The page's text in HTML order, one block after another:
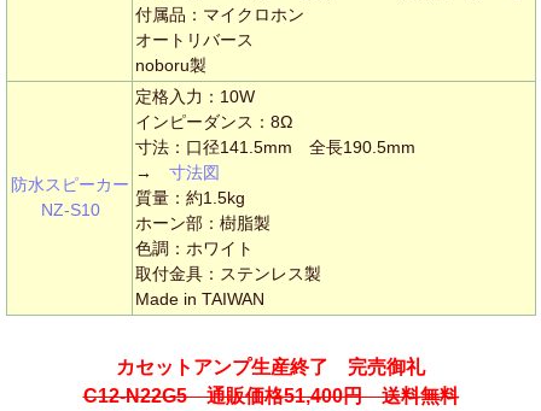
付属品：マイクロホン
オートリバース
noboru製
防水スピーカー
NZ-S10
定格入力：10W
インピーダンス：8Ω
寸法：口径141.5mm 全長190.5mm
→ 寸法図
質量：約1.5kg
ホーン部：樹脂製
色調：ホワイト
取付金具：ステンレス製
Made in TAIWAN
カセットアンプ生産終了 完売御礼
C12-N22G5 通販価格51,400円 送料無料